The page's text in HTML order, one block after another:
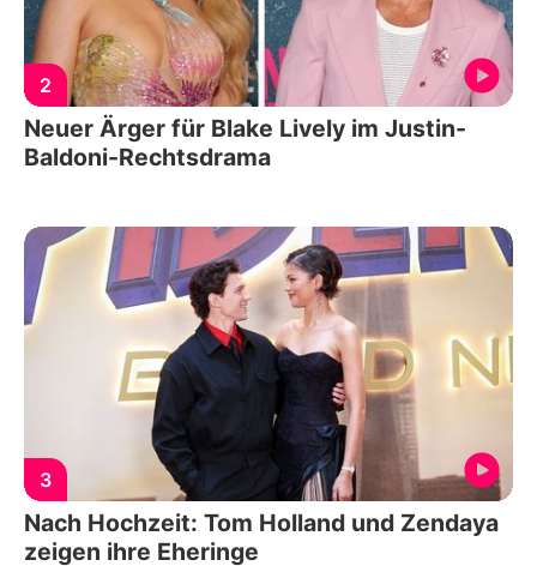
2
Neuer Ärger für Blake Lively im Justin-
Baldoni-Rechtsdrama
3
Nach Hochzeit: Tom Holland und Zendaya
zeigen ihre Eheringe